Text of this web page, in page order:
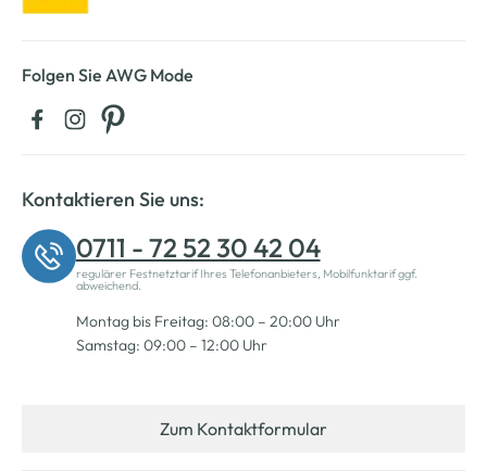
Folgen Sie AWG Mode
Kontaktieren Sie uns:
0711 - 72 52 30 42 04
regulärer Festnetztarif Ihres Telefonanbieters, Mobilfunktarif ggf.
abweichend.
Montag bis Freitag: 08:00 – 20:00 Uhr
Samstag: 09:00 – 12:00 Uhr
Zum Kontaktformular